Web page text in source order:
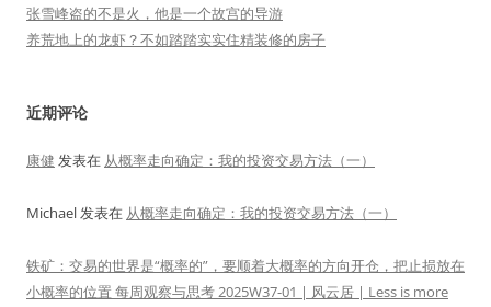
张雪峰盗的不是火，他是一个故宫的导游
养荒地上的龙虾？不如踏踏实实住精装修的房子
近期评论
康健 发表在 从概率走向确定：我的投资交易方法（一）
Michael发表在 从概率走向确定：我的投资交易方法（一）
铁矿：交易的世界是“概率的”，要顺着大概率的方向开仓，把止损放在
小概率的位置 每周观察与思考 2025W37-01 | 风云居 | Less is more